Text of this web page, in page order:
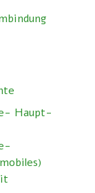
Haupt-